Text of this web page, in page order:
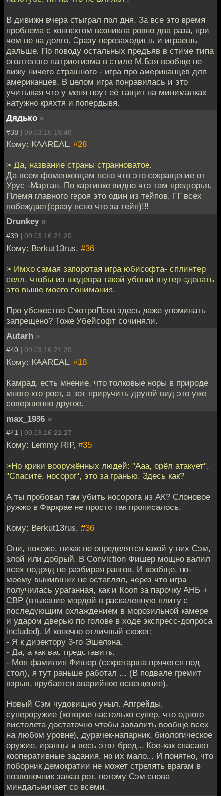
В дивижн вчера отыграл пол дня. За все это время
проблема с коннектом возникла ровно два раза, при
чем не на долго. Сразу перезаходишь и играешь
дальше. По поводу остальных предъяв в стиме типа
оголтелого патриотизма в стиле М.Бэя вообще не
вижу ничего страшного - игра про американцев для
американцев. В целом игра понравилась и это
учитывая что у меня ноут её тащит на минималках
натужно кряхтя и попердывя.
Дядько »
#38 | 09.03.16 19:48
Кому: KAAREAL, #28
> Да, название страны странноватое.
Да всем фоменковцам ясно что это сокращение от
Урус -Мартан. По картинке видно что там предгорья.
Племя главного героя это один из тейпов. ГГ всех
побеждает(сразу ясно что за тейп)!!!
Drunkey »
#39 | 09.03.16 21:20
Кому: Berkut13rus, #36
> Имхо самая запоротая игра юбисофта- сплинтер
селл, чтобы из шедевра такой убогий шутер сделать
это выше моего понимания.
Про убожество СмотроПсов здесь даже упоминать
запрещено? Тоже Убейсофт сочиняли.
Autarh »
#40 | 09.03.16 21:20
Кому: KAAREAL, #18
Камрад, есть мнение, что толковые норы в природе
много кто роет, а вот приручить другой вид это уже
совершенно другое.
max_1986 »
#41 | 09.03.16 22:27
Кому: Lemmy RIP, #35
>Но крики вооружённых людей: "Ааа, орёл атакует",
"Спасите, носорог", это за гранью. Здесь как?
А ты пробовал там убить носорога из АК? Слоновое
ружжо в Фаркрае не просто так прописалось.
Кому: Berkut13rus, #36
Они, похоже, никак не определятся какой у них Сэм,
злой или добрый. В Conviction Фишер мощно валил
всех подряд не разбирая рангов. И вообще, по-
моему выживших не оставлял, через что игра
получилась ураганная, как и Кооп за парочку АНБ +
СВР (втыкание мордой в раскаленную плиту с
последующим охлаждением в морозильной камере
и ударом дверью по голове в ходе экспресс-допроса
included). И конечно отличный сюжет:
- Я к директору 3-го Эшелона.
- Да, а как вас представить.
- Моя фамилия Фишер (секретарша прячется под
стол), я тут раньше работал ... (В подвале гремит
взрыв, врубается аварийное освещение).
Новый Сэм чудовищно уныл. Апгрейды,
супероружие (которое настолько супер, что одного
пистолета достаточно чтобы завалить вообще всех
на любом уровне), дурачек-напарник, биологическое
оружие, иранцы и весь этот бред... Кое-как спасают
кооперативные задания, но их мало... И понятно, что
поборник демократии не может стрелять врагам в
позвоночник зажав рот, потому Сэм снова
миндальничает со всеми.